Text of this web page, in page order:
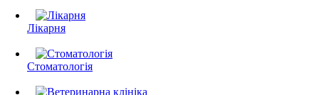
Лікарня
Стоматологія